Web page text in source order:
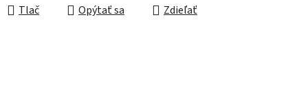
Tlač Opýtať sa Zdieľať